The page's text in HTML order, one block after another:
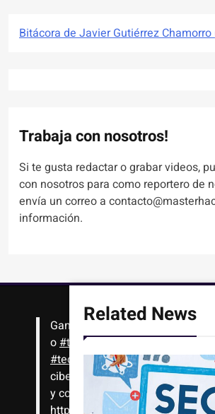
Related News
Bitácora de Javier Gutiérrez Chamorro
Trabaja con nosotros!
Si te gusta redactar o grabar videos,
con nosotros para como reportero de
envía un correo a
información.
Gana #Bitcoinsolo con leer
o#tutorialesinteresantes de
#tecnología,#criptomonedas ,
cibernética y más!! Sólo tienes
y comenzar a navegar
https://t.co/1KjkllJEit